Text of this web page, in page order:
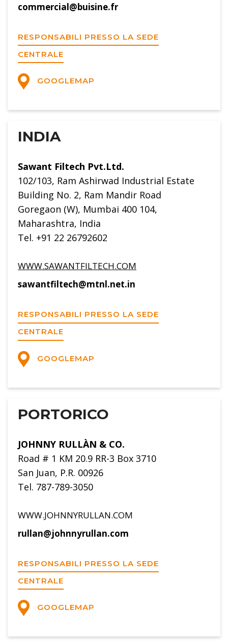
commercial@buisine.fr
RESPONSABILI PRESSO LA SEDE
CENTRALE
GOOGLEMAP
INDIA
Sawant Filtech Pvt.Ltd.
102/103, Ram Ashirwad Industrial Estate
Building No. 2, Ram Mandir Road
Goregaon (W), Mumbai 400 104,
Maharashtra, India
Tel. +91 22 26792602
WWW.SAWANTFILTECH.COM
sawantfiltech@mtnl.net.in
RESPONSABILI PRESSO LA SEDE
CENTRALE
GOOGLEMAP
PORTORICO
JOHNNY RULLÀN & CO.
Road # 1 KM 20.9 RR-3 Box 3710
San Juan, P.R. 00926
Tel. 787-789-3050
WWW.JOHNNYRULLAN.COM
rullan@johnnyrullan.com
RESPONSABILI PRESSO LA SEDE
CENTRALE
GOOGLEMAP